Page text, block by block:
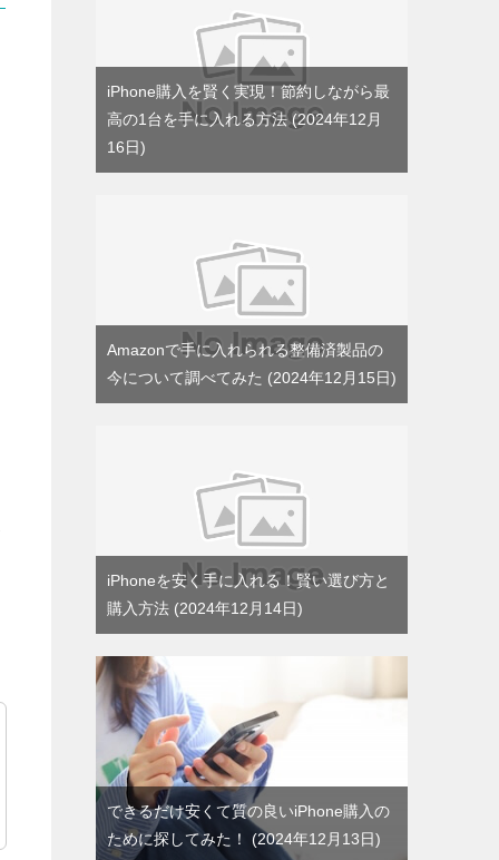
iPhone購入を賢く実現！節約しながら最
高の1台を手に入れる方法 2024年12月
16日
Amazonで手に入れられる整備済製品の
今について調べてみた
2024年12月15日
iPhoneを安く手に入れる！賢い選び方と
購入方法
2024年12月14日
できるだけ安くて質の良いiPhone購入の
ために探してみた！
2024年12月13日